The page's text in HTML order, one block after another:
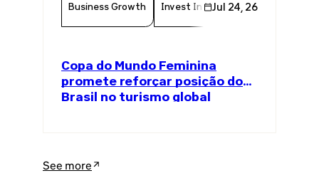
Business Growth Invest In Brazil Economy
Jul 24, 26
Copa do Mundo Feminina
promete reforçar posição do
Brasil no turismo global
See more